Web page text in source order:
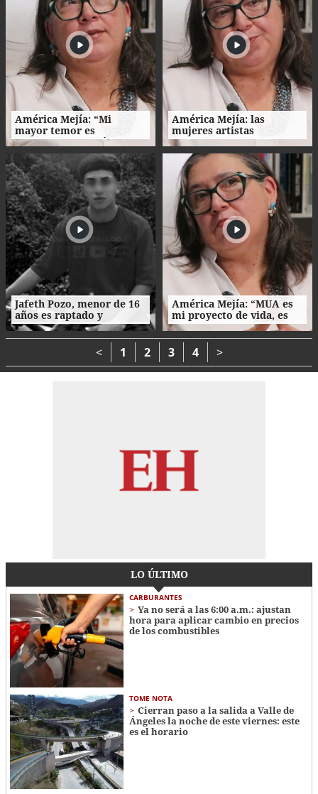
América Mejía: “Mi
mayor temor es
traicionarme a mí
misma"
América Mejía: las
mujeres artistas
enfrentan barreras entre
la creación, el trabajo y el
hogar
Jafeth Pozo, menor de 16
años es raptado y
asesinado tras cita en
Tegucigalpa
América Mejía: “MUA es
mi proyecto de vida, es
parte de mi esencia”
< 1 2 3 4 >
LO ÚLTIMO
CARBURANTES
Ya no será a las 6:00 a.m.: ajustan
hora para aplicar cambio en precios
de los combustibles
TOME NOTA
Cierran paso a la salida a Valle de
Ángeles la noche de este viernes: este
es el horario